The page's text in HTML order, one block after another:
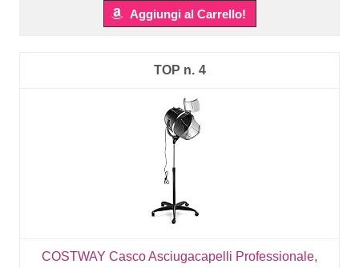
Aggiungi al Carrello!
4
COSTWAY Casco Asciugacapelli Professionale,